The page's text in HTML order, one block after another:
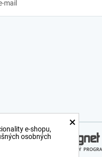
×
e-shopu,
osobných